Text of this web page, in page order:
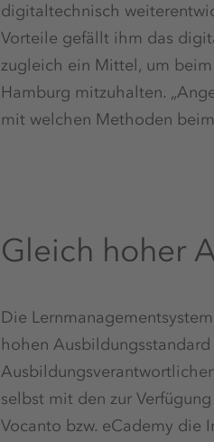
digitaltechnisch
Vorteile gefällt ihm das
zugleich ein Mittel, um
Hamburg mitzuhalten.
mit welchen Methoden
Gleich hoher
Die
hohen
selbst mit den zur
Vocanto bzw. eCademy die